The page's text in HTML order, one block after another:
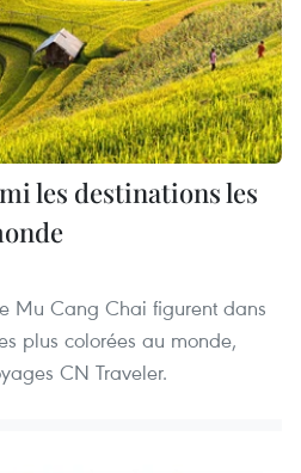
les destinations les
Mu Cang Chai figurent dans
plus colorées au monde,
CN Traveler.